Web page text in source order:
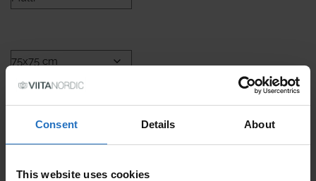
Consent Details About
This website uses cookies
PRIX
TVA incl. Livraison gratuite.
QUANTITÉ